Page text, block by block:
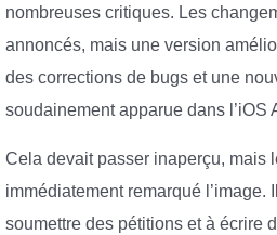
nombreuses critiques. Les
annoncés, mais une version
des corrections de bugs et une
soudainement apparue dans l’iOS
Cela devait passer inaperçu, mais
immédiatement remarqué l’image.
soumettre des pétitions et à écrire